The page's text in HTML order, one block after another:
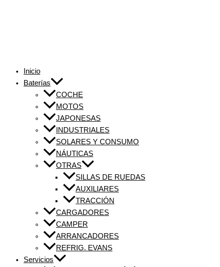
Inicio
Baterías
COCHE
MOTOS
JAPONESAS
INDUSTRIALES
SOLARES Y CONSUMO
NÁUTICAS
OTRAS
SILLAS DE RUEDAS
AUXILIARES
TRACCIÓN
CARGADORES
CAMPER
ARRANCADORES
REFRIG. EVANS
Servicios